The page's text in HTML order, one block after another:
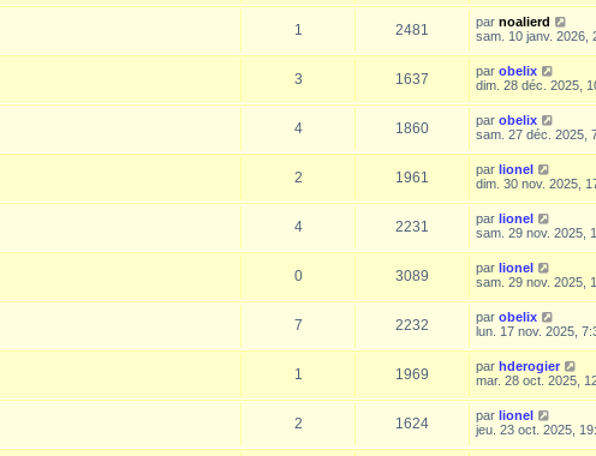
1 2481 par noalierd
sam. 10 janv. 2026,
3 1637 par obelix
dim. 28 déc. 2025,
4 1860 par obelix
sam. 27 déc. 2025,
2 1961 par lionel
dim. 30 nov. 2025,
4 2231 par lionel
sam. 29 nov. 2025,
0 3089 par lionel
sam. 29 nov. 2025,
7 2232 par obelix
lun. 17 nov. 2025,
1 1969 par hderogier
mar. 28 oct. 2025,
2 1624 par lionel
jeu. 23 oct. 2025,